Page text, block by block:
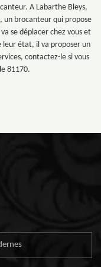
A Labarthe Bleys,
un brocanteur qui propose
se déplacer chez vous et
leur état, il va proposer un
contactez-le si vous
81170.